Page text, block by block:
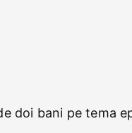
doi bani pe tema